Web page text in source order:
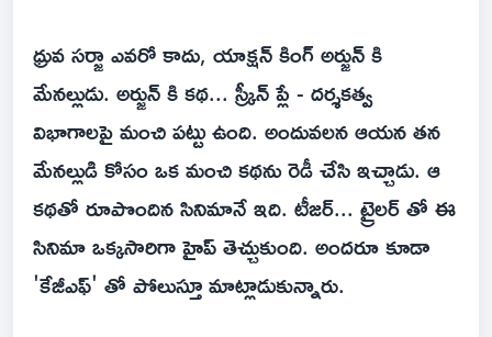
ధ్రువ సర్జా ఎవరో కాదు, యాక్షన్ కింగ్ అర్జున్ కి
మేనల్లుడు. అర్జున్ కి కథ... స్క్రీన్ ప్లే - దర్శకత్వ
విభాగాలపై మంచి పట్టు ఉంది. అందువలన ఆయన తన
మేనల్లుడి కోసం ఒక మంచి కథను రెడీ చేసి ఇచ్చాడు. ఆ
కథతో రూపొందిన సినిమానే ఇది. టీజర్... ట్రైలర్ తో ఈ
సినిమా ఒక్కసారిగా హైప్ తెచ్చుకుంది. అందరూ కూడా
'కేజీఎఫ్' తో పోలుస్తూ మాట్లాడుకున్నారు.